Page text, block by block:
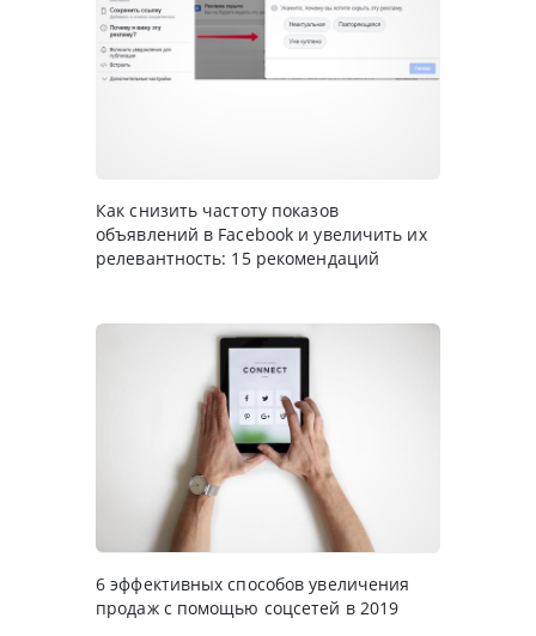
Как снизить частоту показов
объявлений в Facebook и увеличить их
релевантность: 15 рекомендаций
6 эффективных способов увеличения
продаж с помощью соцсетей в 2019